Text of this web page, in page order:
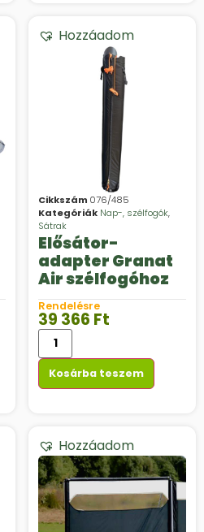
Hozzáadom
Cikkszám 076/485
Kategóriák Nap-, szélfogók,
Sátrak
Elősátor-
adapter Granat
Air szélfogóhoz
Rendelésre
39 366 Ft
Kosárba teszem
Hozzáadom